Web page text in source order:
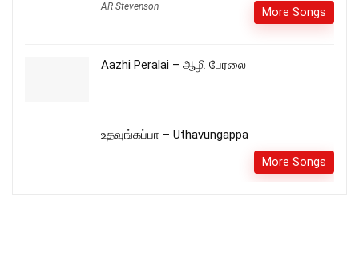
AR Stevenson More Songs
Aazhi Peralai – ஆழி பேரலை
உதவுங்கப்பா – Uthavungappa
More Songs